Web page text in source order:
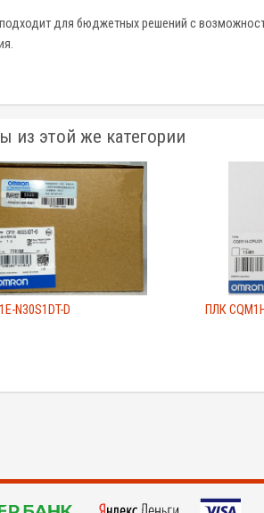
для бюджетных решений с
из этой же категории
N30S1DT-D ПЛК